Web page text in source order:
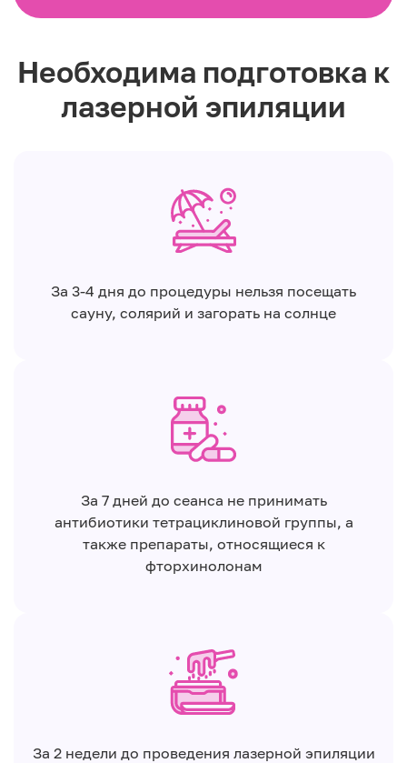
Необходима подготовка к
лазерной эпиляции
За 3-4 дня до процедуры нельзя посещать
сауну, солярий и загорать на солнце
За 7 дней до сеанса не принимать
антибиотики тетрациклиновой группы, а
также препараты, относящиеся к
фторхинолонам
За 2 недели до проведения лазерной эпиляции